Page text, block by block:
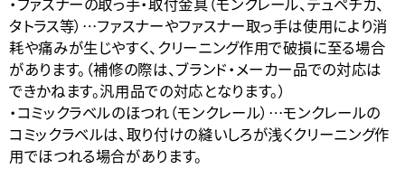
タトラス等）…ファスナーやファスナー取っ手は使用により消
耗や痛みが生じやすく、クリーニング作用で破損に至る場合
があります。（補修の際は、ブランド・メーカー品での対応は
できかねます。汎用品での対応となります。）
・コミックラベルのほつれ（モンクレール）…モンクレールの
コミックラベルは、取り付けの縫いしろが浅くクリーニング作
用でほつれる場合があります。